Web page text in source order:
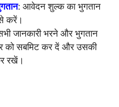
: आवेदन शुल्क का भुगतान
करें।
जानकारी भरने और भुगतान
को सबमिट कर दें और उसकी
रखें।